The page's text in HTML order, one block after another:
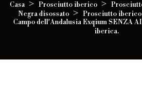
Casa Prosciutto iberico
Negra disossato
Prosciutto iberico
Campo dell'Andalusia Exqium SENZA
iberica.